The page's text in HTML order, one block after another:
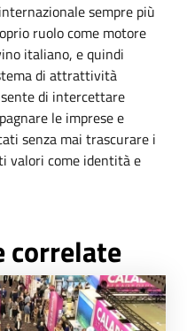
sempre più
ruolo come motore
italiano, e quindi
di attrattività
di intercettare
le imprese e
senza mai trascurare i
valori come identità e
correlate